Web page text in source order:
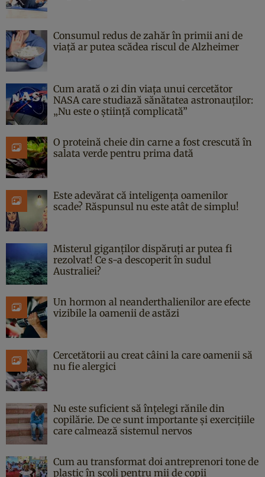
Consumul redus de zahăr în primii ani de
viață ar putea scădea riscul de Alzheimer
Cum arată o zi din viața unui cercetător
NASA care studiază sănătatea astronauților:
„Nu este o știință complicată”
O proteină cheie din carne a fost crescută în
salata verde pentru prima dată
Este adevărat că inteligența oamenilor
scade? Răspunsul nu este atât de simplu!
Misterul giganților dispăruți ar putea fi
rezolvat! Ce s-a descoperit în sudul
Australiei?
Un hormon al neanderthalienilor are efecte
vizibile la oamenii de astăzi
Cercetătorii au creat câini la care oamenii să
nu fie alergici
Nu este suficient să înțelegi rănile din
copilărie. De ce sunt importante și exercițiile
care calmează sistemul nervos
Cum au transformat doi antreprenori tone de
plastic în școli pentru mii de copii